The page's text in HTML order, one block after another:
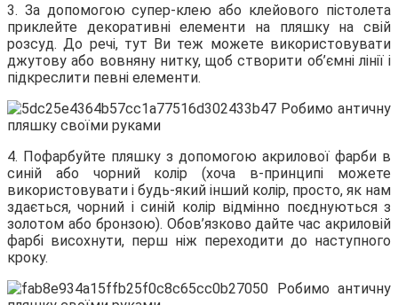
3. За допомогою супер-клею або клейового пістолета
приклейте декоративні елементи на пляшку на свій
розсуд. До речі, тут Ви теж можете використовувати
джутову або вовняну нитку, щоб створити об’ємні лінії і
підкреслити певні елементи.
4. Пофарбуйте пляшку з допомогою акрилової фарби в
синій або чорний колір (хоча в-принципі можете
використовувати і будь-який інший колір, просто, як нам
здається, чорний і синій колір відмінно поєднуються з
золотом або бронзою). Обов’язково дайте час акриловій
фарбі висохнути, перш ніж переходити до наступного
кроку.